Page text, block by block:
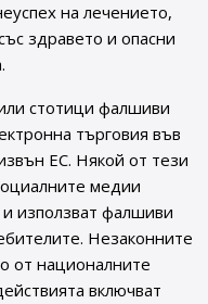
на лечението,
здравето и опасни
стотици фалшиви
търговия във
ЕС. Някой от тези
медии
използват фалшиви
Незаконните
от националните
включват